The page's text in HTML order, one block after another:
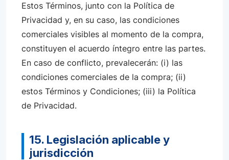
Estos Términos, junto con la Política de
Privacidad y, en su caso, las condiciones
comerciales visibles al momento de la compra,
constituyen el acuerdo íntegro entre las partes.
En caso de conflicto, prevalecerán: (i) las
condiciones comerciales de la compra; (ii)
estos Términos y Condiciones; (iii) la Política
de Privacidad.
15. Legislación aplicable y
jurisdicción